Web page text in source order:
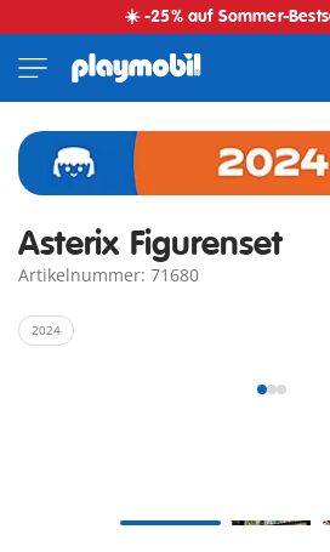
☀️ -25% auf Sommer-
Asterix Figurenset
Artikelnummer: 71680
2024